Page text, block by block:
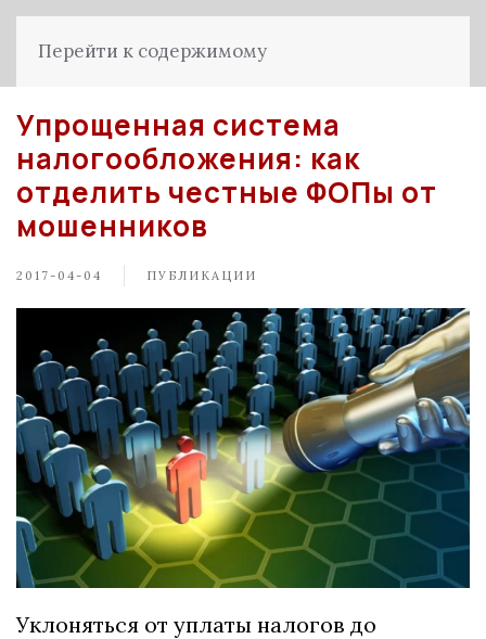
Перейти к содержимому
Упрощенная система
налогообложения: как
отделить честные ФОПы от
мошенников
2017-04-04 ПУБЛИКАЦИИ
Уклоняться от уплаты налогов до